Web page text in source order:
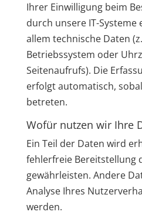
Ihrer Einwilligung beim
durch unsere IT-Systeme
allem technische Daten
Betriebssystem oder
Seitenaufrufs). Die
erfolgt automatisch,
betreten.
Wofür nutzen wir Ihre
Ein Teil der Daten wird
fehlerfreie Bereitstellung
gewährleisten. Andere
Analyse Ihres
werden.